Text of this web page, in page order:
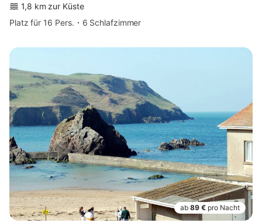
1,8 km zur Küste
Platz für 16 Pers.
6 Schlafzimmer
ab 89 € pro Nacht